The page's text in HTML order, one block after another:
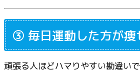
③ 毎日運動した方が
頑張る人ほどハマりやすい勘違いで